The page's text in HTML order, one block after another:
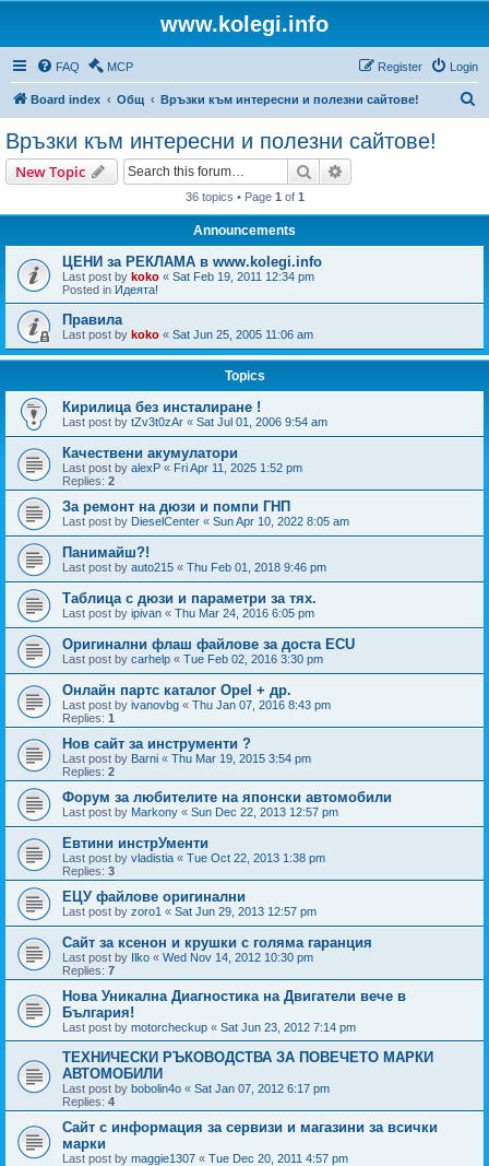
www.kolegi.info
FAQ MCP Login
Register
Board index Общ Връзки към интересни и полезни сайтове!
Връзки към интересни и полезни сайтове!
New Topic Search
36 topics • Page 1 of 1
Announcements
ЦЕНИ за РЕКЛАМА в www.kolegi.info
Last post by koko « Sat Feb 19, 2011 12:34 pm
Posted in Идеята!
Правила
Last post by koko « Sat Jun 25, 2005 11:06 am
Topics
Кирилица без инсталиране !
Last post by tZv3t0zAr « Sat Jul 01, 2006 9:54 am
Качествени акумулатори
Last post by alexP « Fri Apr 11, 2025 1:52 pm
Replies: 2
За ремонт на дюзи и помпи ГНП
Last post by DieselCenter « Sun Apr 10, 2022 8:05 am
Панимайш?!
Last post by auto215 « Thu Feb 01, 2018 9:46 pm
Таблица с дюзи и параметри за тях.
Last post by ipivan « Thu Mar 24, 2016 6:05 pm
Оригинални флаш файлове за доста ECU
Last post by carhelp « Tue Feb 02, 2016 3:30 pm
Онлайн партс каталог Opel + др.
Last post by ivanovbg « Thu Jan 07, 2016 8:43 pm
Replies: 1
Нов сайт за инструменти ?
Last post by Barni « Thu Mar 19, 2015 3:54 pm
Replies: 2
Форум за любителите на японски автомобили
Last post by Markony « Sun Dec 22, 2013 12:57 pm
Евтини инстрУменти
Last post by vladistia « Tue Oct 22, 2013 1:38 pm
Replies: 3
ЕЦУ файлове оригинални
Last post by zoro1 « Sat Jun 29, 2013 12:57 pm
Сайт за ксенон и крушки с голяма гаранция
Last post by Ilko « Wed Nov 14, 2012 10:30 pm
Replies: 7
Нова Уникална Диагностика на Двигатели вече в
България!
Last post by motorcheckup « Sat Jun 23, 2012 7:14 pm
ТЕХНИЧЕСКИ РЪКОВОДСТВА ЗА ПОВЕЧЕТО МАРКИ
АВТОМОБИЛИ
Last post by bobolin4o « Sat Jan 07, 2012 6:17 pm
Replies: 4
Сайт с информация за сервизи и магазини за всички
марки
Last post by maggie1307 « Tue Dec 20, 2011 4:57 pm